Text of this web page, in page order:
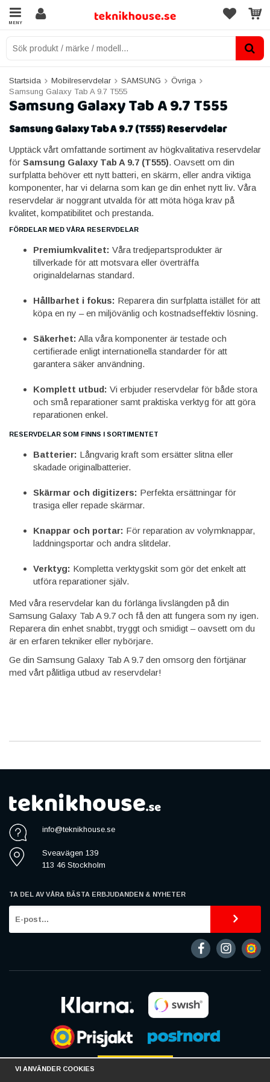
MENY
Startsida Mobilreservdelar SAMSUNG
Övriga
Samsung Galaxy Tab A 9.7 T555
Samsung Galaxy Tab A 9.7 T555
Samsung Galaxy Tab A 9.7 (T555) Reservdelar
Upptäck vårt omfattande sortiment av högkvalitativa reservdelar
för Samsung Galaxy Tab A 9.7 (T555). Oavsett om din
surfplatta behöver ett nytt batteri, en skärm, eller andra viktiga
komponenter, har vi delarna som kan ge din enhet nytt liv. Våra
reservdelar är noggrant utvalda för att möta höga krav på
kvalitet, kompatibilitet och prestanda.
FÖRDELAR MED VÅRA RESERVDELAR
Premiumkvalitet: Våra tredjepartsprodukter är
tillverkade för att motsvara eller överträffa
originaldelarnas standard.
Hållbarhet i fokus: Reparera din surfplatta istället för att
köpa en ny – en miljövänlig och kostnadseffektiv lösning.
Säkerhet: Alla våra komponenter är testade och
certifierade enligt internationella standarder för att
garantera säker användning.
Komplett utbud: Vi erbjuder reservdelar för både stora
och små reparationer samt praktiska verktyg för att göra
reparationen enkel.
RESERVDELAR SOM FINNS I SORTIMENTET
Batterier: Långvarig kraft som ersätter slitna eller
skadade originalbatterier.
Skärmar och digitizers: Perfekta ersättningar för
trasiga eller repade skärmar.
Knappar och portar: För reparation av volymknappar,
laddningsportar och andra slitdelar.
Verktyg: Kompletta verktygskit som gör det enkelt att
utföra reparationer själv.
Med våra reservdelar kan du förlänga livslängden på din
Samsung Galaxy Tab A 9.7 och få den att fungera som ny igen.
Reparera din enhet snabbt, tryggt och smidigt – oavsett om du
är en erfaren tekniker eller nybörjare.
Ge din Samsung Galaxy Tab A 9.7 den omsorg den förtjänar
med vårt pålitliga utbud av reservdelar!
info@teknikhouse.se
Sveavägen 139
113 46 Stockholm
TA DEL AV VÅRA BÄSTA ERBJUDANDEN & NYHETER
VI ANVÄNDER COOKIES